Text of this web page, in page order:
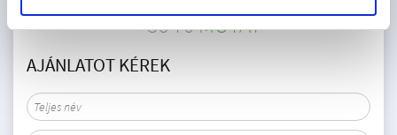
+36 70MUTAT
AJÁNLATOT KÉREK